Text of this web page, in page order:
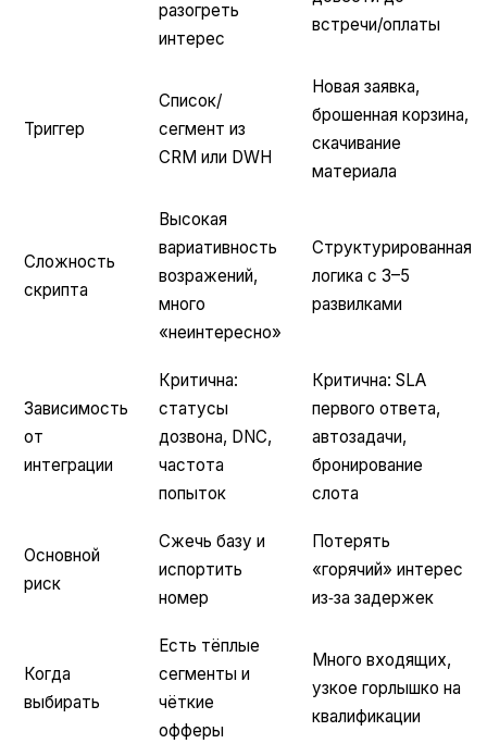
разогреть
интерес
встречи/оплаты
Триггер
Список/
сегмент из
CRM или DWH
Новая заявка,
брошенная корзина,
скачивание
материала
Сложность
скрипта
Высокая
вариативность
возражений,
много
«неинтересно»
Структурированная
логика с 3–5
развилками
Зависимость
от
интеграции
Критична:
статусы
дозвона, DNC,
частота
попыток
Критична: SLA
первого ответа,
автозадачи,
бронирование
слота
Основной
риск
Сжечь базу и
испортить
номер
Потерять
«горячий» интерес
из‑за задержек
Когда
выбирать
Есть тёплые
сегменты и
чёткие
офферы
Много входящих,
узкое горлышко на
квалификации